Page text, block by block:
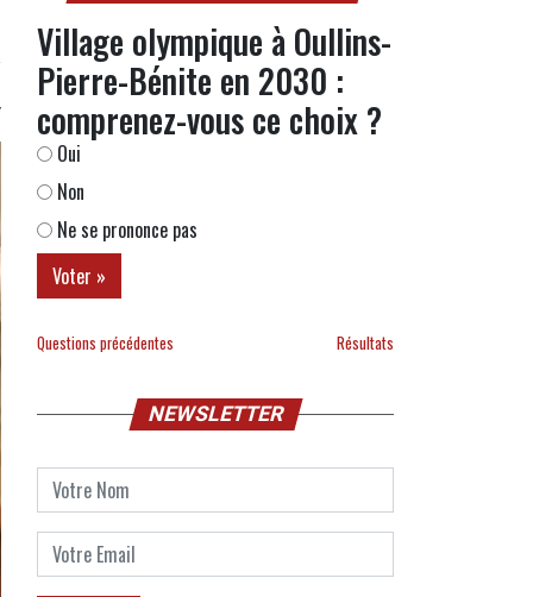
Village olympique à Oullins-
Pierre-Bénite en 2030 :
comprenez-vous ce choix ?
Oui
Non
Ne se prononce pas
Questions précédentes Résultats
NEWSLETTER